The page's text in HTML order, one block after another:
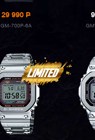
29 990P
GM-700P-6A